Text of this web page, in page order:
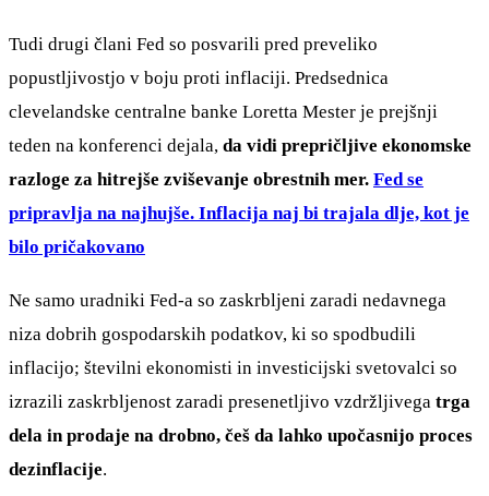
Tudi drugi člani Fed so posvarili pred preveliko
popustljivostjo v boju proti inflaciji. Predsednica
clevelandske centralne banke Loretta Mester je prejšnji
teden na konferenci dejala, da vidi prepričljive ekonomske
razloge za hitrejše zviševanje obrestnih mer. Fed se
pripravlja na najhujše. Inflacija naj bi trajala dlje, kot je
bilo pričakovano
Ne samo uradniki Fed-a so zaskrbljeni zaradi nedavnega
niza dobrih gospodarskih podatkov, ki so spodbudili
inflacijo; številni ekonomisti in investicijski svetovalci so
izrazili zaskrbljenost zaradi presenetljivo vzdržljivega trga
dela in prodaje na drobno, češ da lahko upočasnijo proces
dezinflacije.